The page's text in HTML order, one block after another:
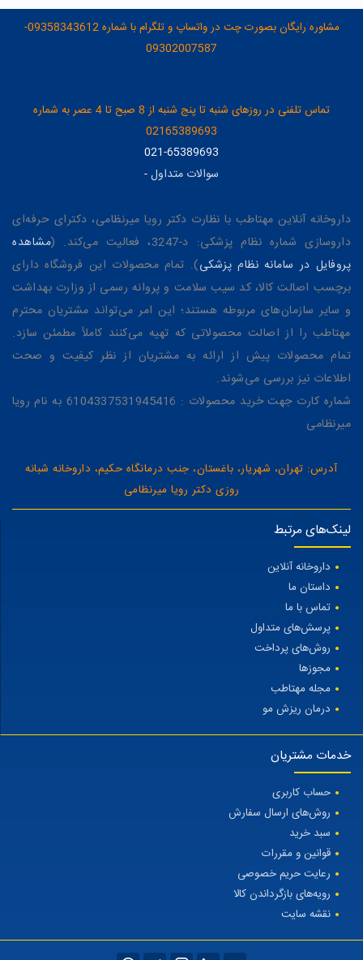
مشاوره رایگان بصورت چت در واتساپ و تلگرام با شماره 09358343612-
09302007587
تماس تلفنی در روزهای شنبه تا پنج شنبه از 8 صبح تا 4 عصر به شماره
02165389693
021-65389693
سوالات متداول-
داروخانه آنلاین مهتاطب با نظارت دکتر رویا میرنظامی، دکترای حرفه‌ای
داروسازی شماره نظام پزشکی: د-3247، فعالیت می‌کند. (
مشاهده
پروفایل در سامانه نظام پزشکی). تمام محصولات این فروشگاه دارای
برچسب اصالت کالا، کد سیب سلامت و پروانه رسمی از وزارت بهداشت
و سایر سازمان‌های مربوطه هستند؛ این امر می‌تواند مشتریان محترم
مهتاطب را از اصالت محصولاتی که تهیه می‌کنند کاملاً مطمئن سازد.
تمام محصولات پیش از ارائه به مشتریان از نظر کیفیت و صحت
اطلاعات نیز بررسی می‌شوند.
شماره کارت جهت خرید محصولات : 6104337531945416 به نام رویا
میرنظامی
آدرس: تهران، شهریار، باغستان، جنب درمانگاه حکیم، داروخانه شبانه
روزی دکتر رویا میرنظامی
لینک‌های مرتبط
داروخانه آنلاین
داستان ما
تماس با ما
پرسش‌های متداول
روش‌های پرداخت
مجوزها
مجله مهتاطب
درمان ریزش مو
خدمات مشتریان
حساب کاربری
روش‌های ارسال سفارش
سبد خرید
قوانین و مقررات
رعایت حریم خصوصی
رویه‌های بازگرداندن کالا
نقشه سایت